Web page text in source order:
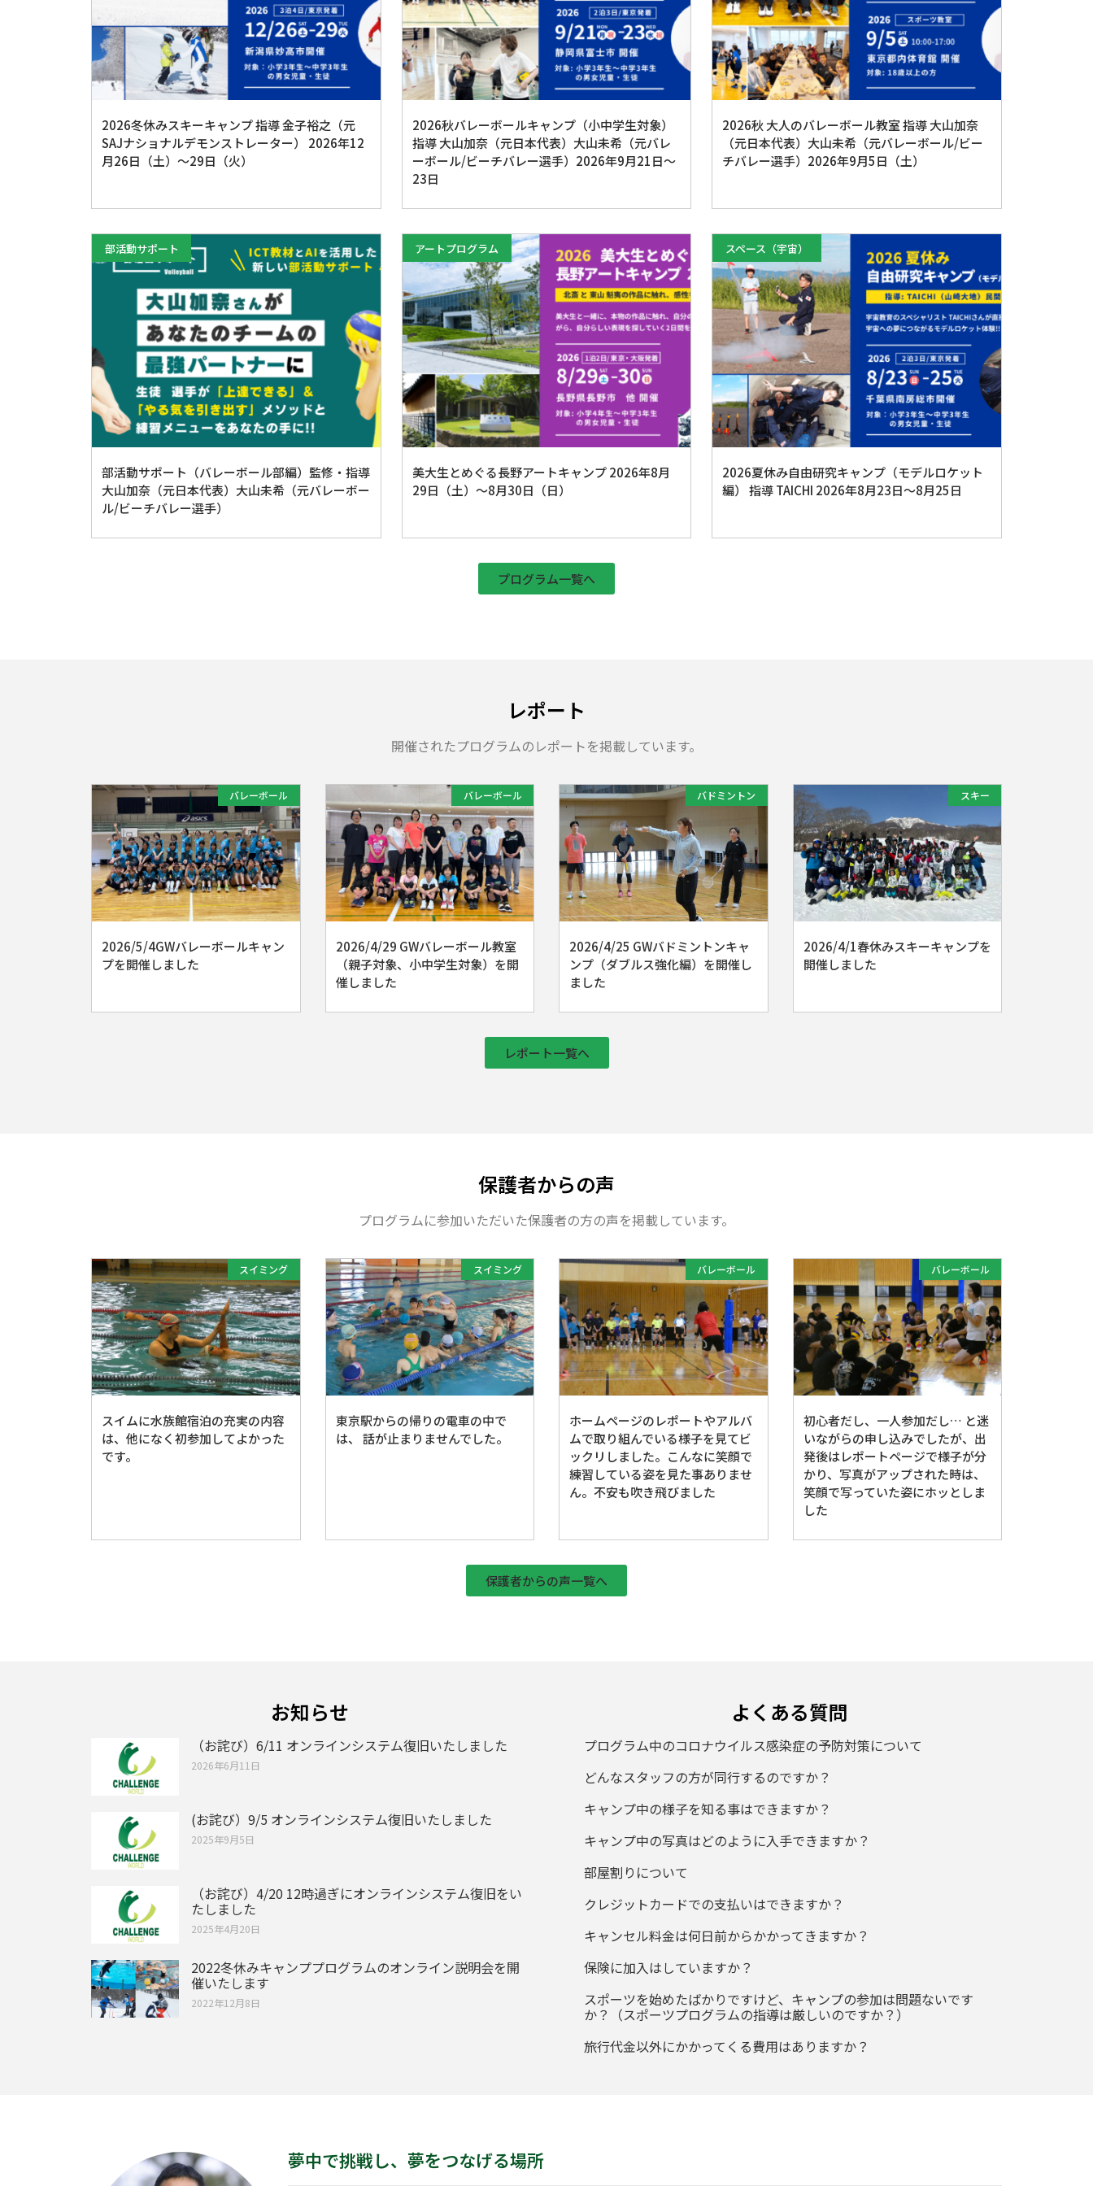
2026冬休みスキーキャンプ 指導 金子裕之（元
SAJナショナルデモンストレーター） 2026年12
月26日（土）〜29日（火）
2026秋バレーボールキャンプ（小中学生対象）
指導 大山加奈（元日本代表）大山未希（元バレ
ーボール/ビーチバレー選手）2026年9月21日〜
23日
2026秋 大人のバレーボール教室 指導 大山加奈
（元日本代表）大山未希（元バレーボール/ビー
チバレー選手）2026年9月5日（土）
部活動サポート
部活動サポート（バレーボール部編）監修・指導
大山加奈（元日本代表）大山未希（元バレーボー
ル/ビーチバレー選手）
アートプログラム
美大生とめぐる長野アートキャンプ 2026年8月
29日（土）〜8月30日（日）
スペース（宇宙）
2026夏休み自由研究キャンプ（モデルロケット
編） 指導 TAICHI 2026年8月23日〜8月25日
プログラム一覧へ
レポート
開催されたプログラムのレポートを掲載しています。
バレーボール
2026/5/4GWバレーボールキャン
プを開催しました
バレーボール
2026/4/29 GWバレーボール教室
（親子対象、小中学生対象）を開
催しました
バドミントン
2026/4/25 GWバドミントンキャ
ンプ（ダブルス強化編）を開催し
ました
スキー
2026/4/1春休みスキーキャンプを
開催しました
レポート一覧へ
保護者からの声
プログラムに参加いただいた保護者の方の声を掲載しています。
スイミング
スイムに水族館宿泊の充実の内容
は、他になく初参加してよかった
です。
スイミング
東京駅からの帰りの電車の中で
は、 話が止まりませんでした。
バレーボール
ホームページのレポートやアルバ
ムで取り組んでいる様子を見てビ
ックリしました。こんなに笑顔で
練習している姿を見た事ありませ
ん。不安も吹き飛びました
バレーボール
初心者だし、一人参加だし… と迷
いながらの申し込みでしたが、出
発後はレポートページで様子が分
かり、写真がアップされた時は、
笑顔で写っていた姿にホッとしま
した
保護者からの声一覧へ
お知らせ
（お詫び）6/11 オンラインシステム復旧いたしました
2026年6月11日
(お詫び）9/5 オンラインシステム復旧いたしました
2025年9月5日
（お詫び）4/20 12時過ぎにオンラインシステム復旧をい
たしました
2025年4月20日
2022冬休みキャンププログラムのオンライン説明会を開
催いたします
2022年12月8日
よくある質問
プログラム中のコロナウイルス感染症の予防対策について
どんなスタッフの方が同行するのですか？
キャンプ中の様子を知る事はできますか？
キャンプ中の写真はどのように入手できますか？
部屋割りについて
クレジットカードでの支払いはできますか？
キャンセル料金は何日前からかかってきますか？
保険に加入はしていますか？
スポーツを始めたばかりですけど、キャンプの参加は問題ないです
か？（スポーツプログラムの指導は厳しいのですか？）
旅行代金以外にかかってくる費用はありますか？
夢中で挑戦し、夢をつなげる場所